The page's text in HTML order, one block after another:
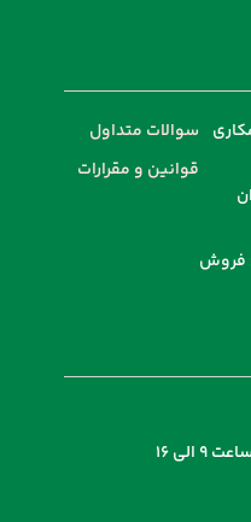
فروش
سوالات متداول
قوانین و مقرارات